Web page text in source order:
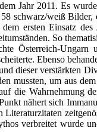
Jahr 2011. Es
schwarz/weiß Bilder,
ersten Einsatz
So
Österreich-Ungarn
Ebenso
dieser verstärkten
mussten, um aus
die Wahrnehmung
nähert sich
verbreitet wurde